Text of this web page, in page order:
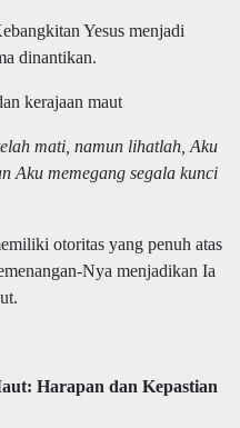
Yesus menjadi
dinantikan.
kerajaan maut
mati, namun lihatlah, Aku
Aku memegang segala kunci
otoritas yang penuh atas
Nya menjadikan Ia
Harapan dan Kepastian